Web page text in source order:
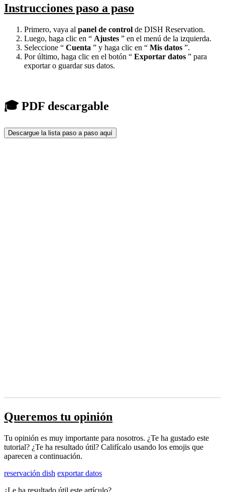
Instrucciones paso a paso
Primero, vaya al panel de control de DISH Reservation.
Luego, haga clic en “ Ajustes ” en el menú de la izquierda.
Seleccione “ Cuenta ” y haga clic en “ Mis datos ”.
Por último, haga clic en el botón “ Exportar datos ” para
exportar o guardar sus datos.
🎓 PDF descargable
Descargue la lista paso a paso aquí
Queremos tu opinión
Tu opinión es muy importante para nosotros. ¿Te ha gustado este
tutorial? ¿Te ha resultado útil? Califícalo usando los emojis que
aparecen a continuación.
reservación dish exportar datos